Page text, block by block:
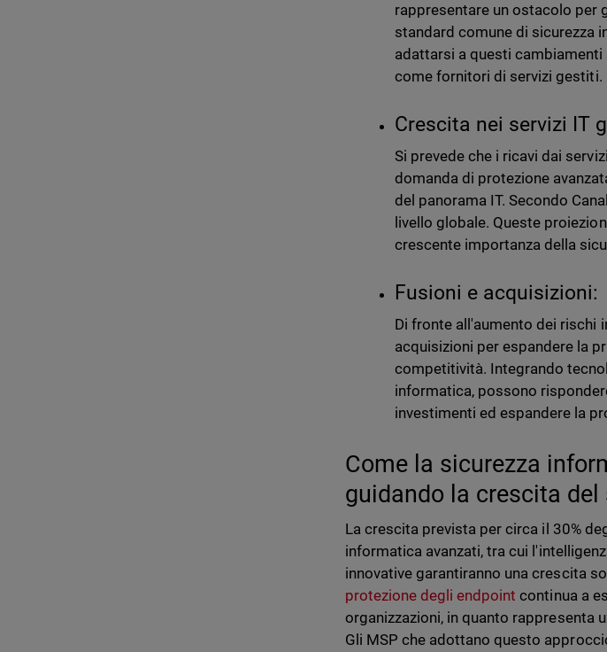
rappresentare un ostacolo per
standard comune di sicurezza
adattarsi a questi
come fornitori di servizi gestiti.
Crescita nei servizi IT
Si prevede che i ricavi dai
domanda di protezione
del panorama IT. Secondo
livello globale. Queste
crescente importanza della
Fusioni e acquisizioni:
Di fronte all'aumento dei rischi
acquisizioni per espandere la
competitività. Integrando
informatica, possono
investimenti ed espandere la
Come la sicurezza
guidando la crescita del
La crescita prevista per circa il 30%
informatica avanzati, tra cui
innovative garantiranno una crescita
protezione degli endpoint continua a
organizzazioni, in quanto rappresenta
Gli MSP che adottano questo